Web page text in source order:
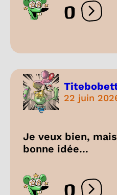
0 Ouvrir
22 juin
Je veux bien,
bonne idée...